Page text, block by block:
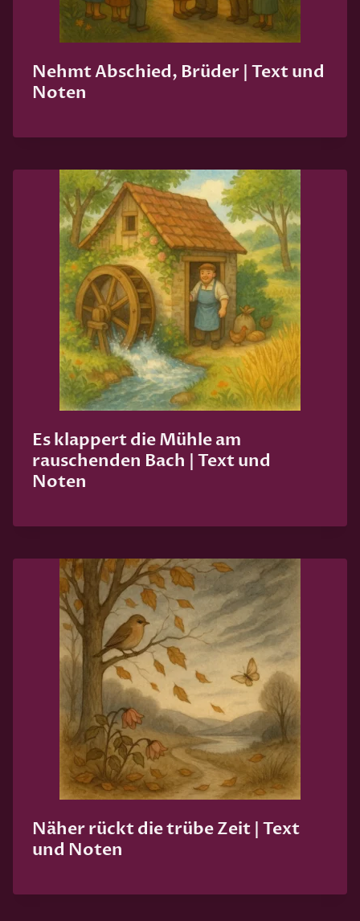
Nehmt Abschied, Brüder | Text und
Noten
Es klappert die Mühle am
rauschenden Bach | Text und
Noten
Näher rückt die trübe Zeit | Text
und Noten